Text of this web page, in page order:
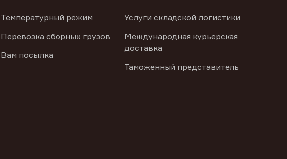
Температурный режим
Перевозка сборных грузов
Вам посылка
Услуги складской логистики
Международная курьерская
доставка
Таможенный представитель